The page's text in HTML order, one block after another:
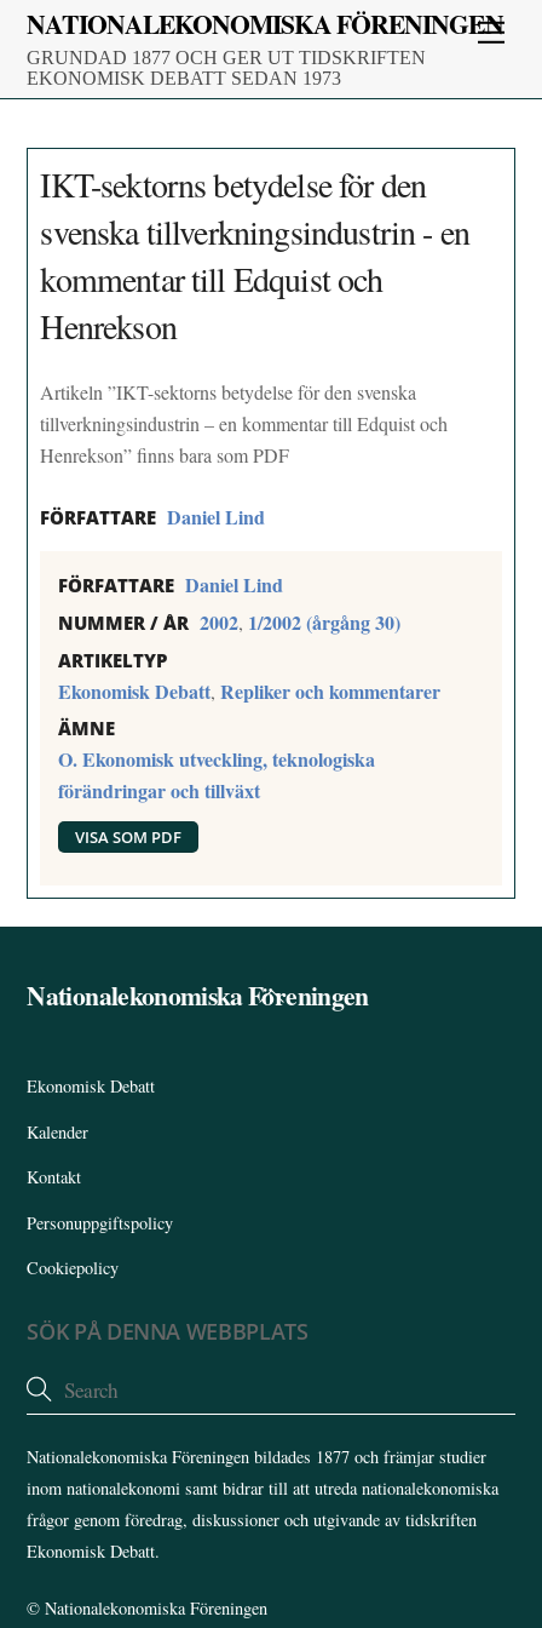
Skip
content
NATIONALEKONOMISKA FÖRENINGEN
GRUNDAD 1877 OCH GER UT TIDSKRIFTEN
EKONOMISK DEBATT SEDAN 1973
IKT-sektorns betydelse för den
svenska tillverkningsindustrin - en
kommentar till Edquist och
Henrekson
Artikeln ”IKT-sektorns betydelse för den svenska
tillverkningsindustrin – en kommentar till Edquist och
Henrekson” finns bara som PDF
FÖRFATTARE Daniel Lind
FÖRFATTARE Daniel Lind
NUMMER / ÅR 2002, 1/2002 (årgång 30)
ARTIKELTYP
Ekonomisk Debatt,Repliker och kommentarer
ÄMNE
O. Ekonomisk utveckling, teknologiska
förändringar och tillväxt
VISA SOM PDF
Back
Nationalekonomiska Föreningen
Ekonomisk Debatt
Kalender
Kontakt
Personuppgiftspolicy
Cookiepolicy
SÖK PÅ DENNA WEBBPLATS
Nationalekonomiska Föreningen bildades 1877 och främjar studier
inom nationalekonomi samt bidrar till att utreda nationalekonomiska
frågor genom föredrag, diskussioner och utgivande av tidskriften
Ekonomisk Debatt.
©Nationalekonomiska Föreningen